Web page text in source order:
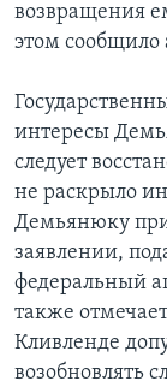
возвращения
этом сообщило
интересы
следует
не раскрыло
Демьянюку
заявлении,
федеральный
также
Кливленде
возобновлять